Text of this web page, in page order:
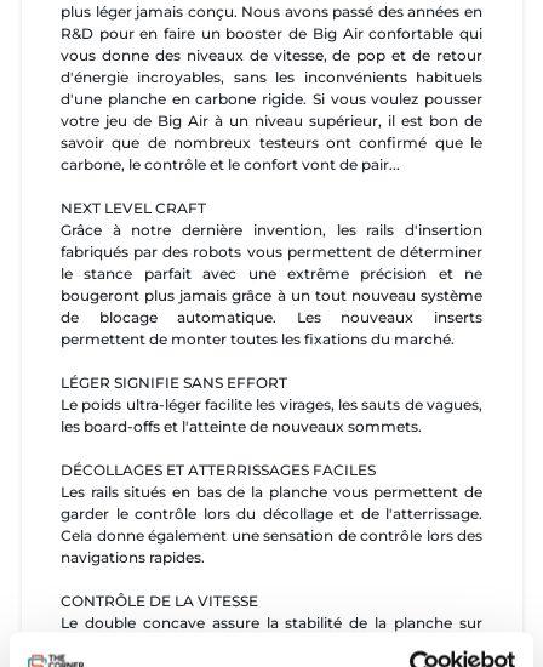
plus léger jamais conçu. Nous avons passé des années en
R&D pour en faire un booster de Big Air confortable qui
vous donne des niveaux de vitesse, de pop et de retour
d'énergie incroyables, sans les inconvénients habituels
d'une planche en carbone rigide. Si vous voulez pousser
votre jeu de Big Air à un niveau supérieur, il est bon de
savoir que de nombreux testeurs ont confirmé que le
carbone, le contrôle et le confort vont de pair...
NEXT LEVEL CRAFT
Grâce à notre dernière invention, les rails d'insertion
fabriqués par des robots vous permettent de déterminer
le stance parfait avec une extrême précision et ne
bougeront plus jamais grâce à un tout nouveau système
de blocage automatique. Les nouveaux inserts
permettent de monter toutes les fixations du marché.
LÉGER SIGNIFIE SANS EFFORT
Le poids ultra-léger facilite les virages, les sauts de vagues,
les board-offs et l'atteinte de nouveaux sommets.
DÉCOLLAGES ET ATTERRISSAGES FACILES
Les rails situés en bas de la planche vous permettent de
garder le contrôle lors du décollage et de l'atterrissage.
Cela donne également une sensation de contrôle lors des
navigations rapides.
CONTRÔLE DE LA VITESSE
Le double concave assure la stabilité de la planche sur